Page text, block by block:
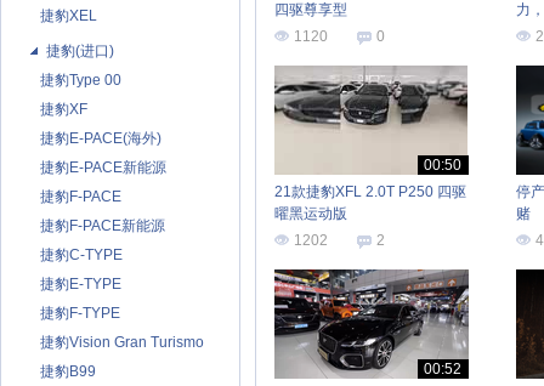
捷豹XEL
捷豹(进口)
捷豹Type 00
捷豹XF
捷豹E-PACE(海外)
捷豹E-PACE新能源
捷豹F-PACE
捷豹F-PACE新能源
捷豹C-TYPE
捷豹E-TYPE
捷豹F-TYPE
捷豹Vision Gran Turismo
捷豹B99
四驱尊享型
1120
0
力
何
00:50
21款捷豹XFL 2.0T P250 四驱
曜黑运动版
1202
2
停
赌
00:52